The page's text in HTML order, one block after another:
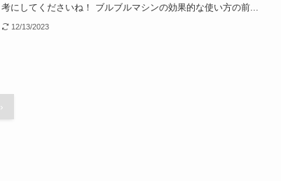
考にしてくださいね！ ブルブルマシンの効果的な使い方の前...
12/13/2023
›